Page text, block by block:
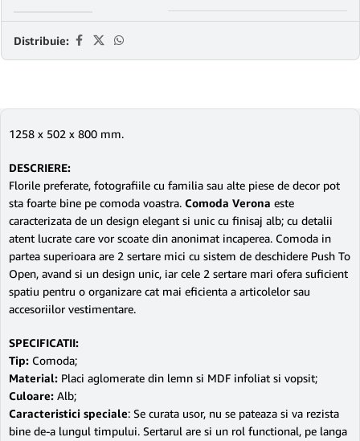
Distribuie:
1258 x 502 x 800 mm.
DESCRIERE:
Florile preferate, fotografiile cu familia sau alte piese de decor pot
sta foarte bine pe comoda voastra. Comoda Verona este
caracterizata de un design elegant si unic cu finisaj alb; cu detalii
atent lucrate care vor scoate din anonimat incaperea. Comoda in
partea superioara are 2 sertare mici cu sistem de deschidere Push To
Open, avand si un design unic, iar cele 2 sertare mari ofera suficient
spatiu pentru o organizare cat mai eficienta a articolelor sau
accesoriilor vestimentare.
SPECIFICATII:
Tip: Comoda;
Material: Placi aglomerate din lemn si MDF infoliat si vopsit;
Culoare: Alb;
Caracteristici speciale: Se curata usor, nu se pateaza si va rezista
bine de-a lungul timpului. Sertarul are si un rol functional, pe langa